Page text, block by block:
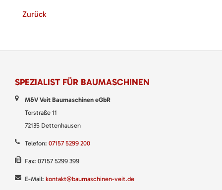
Zurück
SPEZIALIST FÜR BAUMASCHINEN
M&V Veit Baumaschinen eGbR
Torstraße 11
72135 Dettenhausen
Telefon: 07157 5299 200
Fax: 07157 5299 399
E-Mail: kontakt@baumaschinen-veit.de